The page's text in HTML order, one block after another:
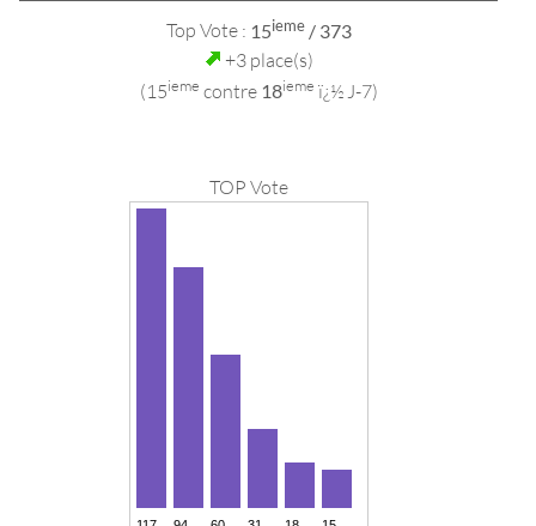
Top Vote : 15ieme/ 373
+3 place(s)
(15ieme contre 18ieme ï¿½ J-7)
TOP Vote